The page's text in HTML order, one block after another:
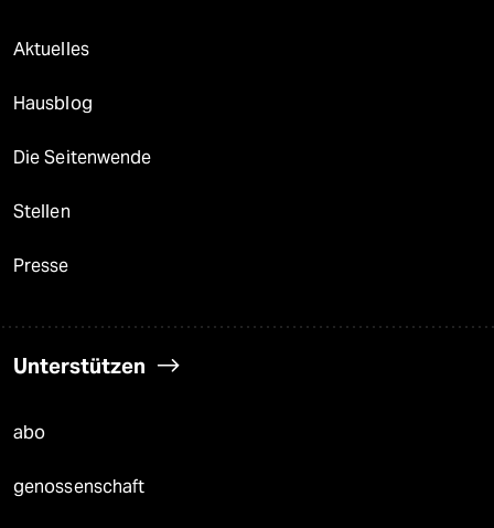
Aktuelles
Hausblog
Die Seitenwende
Stellen
Presse
Unterstützen
abo
genossenschaft